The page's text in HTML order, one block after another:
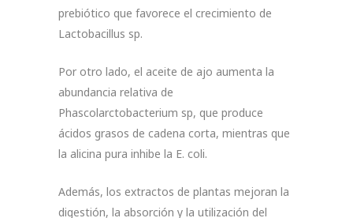
prebiótico que favorece el crecimiento de
Lactobacillus sp.
Por otro lado, el aceite de ajo aumenta la
abundancia relativa de
Phascolarctobacterium sp, que produce
ácidos grasos de cadena corta, mientras que
la alicina pura inhibe la E. coli.
Además, los extractos de plantas mejoran la
digestión, la absorción y la utilización del